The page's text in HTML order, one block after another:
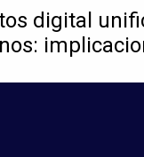
digital